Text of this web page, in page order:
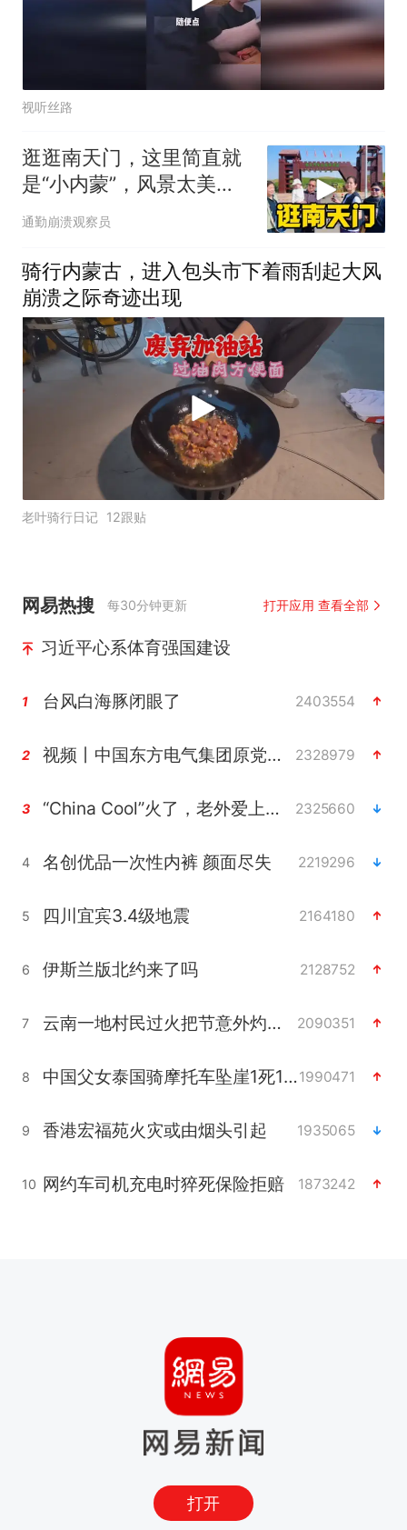
视听丝路
逛逛南天门，这里简直就
是“小内蒙”，风景太美
啦！
通勤崩溃观察员
骑行内蒙古，进入包头市下着雨刮起大风
崩溃之际奇迹出现
老叶骑行日记 12跟贴
网易热搜 每30分钟更新 打开应用 查看全部
习近平心系体育强国建设
1 台风白海豚闭眼了 2403554
2 视频丨中国东方电气集团原党组副书记、董事宋致远被查 2328979
3 “China Cool”火了，老外爱上中国避暑游 2325660
4 名创优品一次性内裤 颜面尽失 2219296
5 四川宜宾3.4级地震 2164180
6 伊斯兰版北约来了吗 2128752
7 云南一地村民过火把节意外灼伤16人 2090351
8 中国父女泰国骑摩托车坠崖1死1伤1990471
9 香港宏福苑火灾或由烟头引起 1935065
10 网约车司机充电时猝死保险拒赔 1873242
打开